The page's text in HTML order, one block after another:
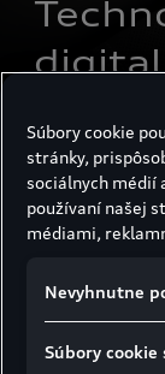
Technológie
Objavte
individuálne
Súbory cookie
stránky,
sociálnych médií
používaní našej
médiami,
Nevyhnutne
Súbory cookie